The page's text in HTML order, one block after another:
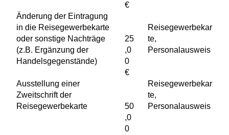
Änderung der Eintragung
in die Reisegewerbekarte
oder sonstige Nachträge
(z.B. Ergänzung der
Handelsgegenstände)
Ausstellung einer
Zweitschrift der
Reisegewerbekarte
€
25
,0
0
€
50
,0
0
Reisegewerbekar
te,
Personalausweis
Reisegewerbekar
te,
Personalausweis